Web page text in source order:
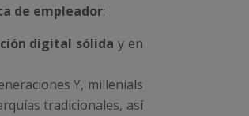
de empleador:
digital sólida y en
Y, millenials
tradicionales, así